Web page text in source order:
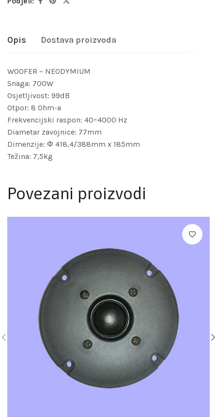
Opis Dostava proizvoda
WOOFER – NEODYMIUM
Snaga: 700W
Osjetljivost: 99dB
Otpor: 8 Ohm-a
Frekvencijski raspon: 40÷4000 Hz
Diametar zavojnice: 77mm
Dimenzije: Φ 418,4/388mm x 185mm
Težina: 7,5kg
Povezani proizvodi